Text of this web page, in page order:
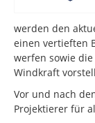
werden den
einen vertieften
werfen sowie
Windkraft
Vor und nach
Projektierer für